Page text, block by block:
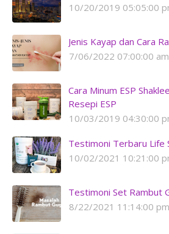
10/20/2019 05:05:00
Jenis Kayap dan Cara
7/06/2022 07:00:00 am
Cara Minum ESP
Resepi ESP
10/03/2019 04:30:00
Testimoni Terbaru Life
10/02/2021 10:21:00
Testimoni Set Rambut
8/22/2021 11:14:00 pm